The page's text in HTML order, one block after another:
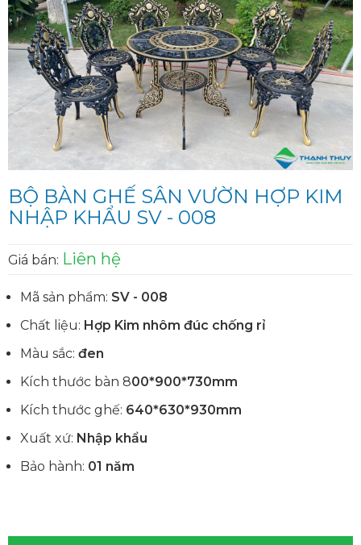
BỘ BÀN GHẾ SÂN VƯỜN HỢP KIM
NHẬP KHẨU SV - 008
Giá bán: Liên hệ
Mã sản phẩm: SV - 008
Chất liệu: Hợp Kim nhôm đúc chống rỉ
Màu sắc: đen
Kích thước bàn 800*900*730mm
Kích thước ghế: 640*630*930mm
Xuất xứ: Nhập khẩu
Bảo hành: 01 năm